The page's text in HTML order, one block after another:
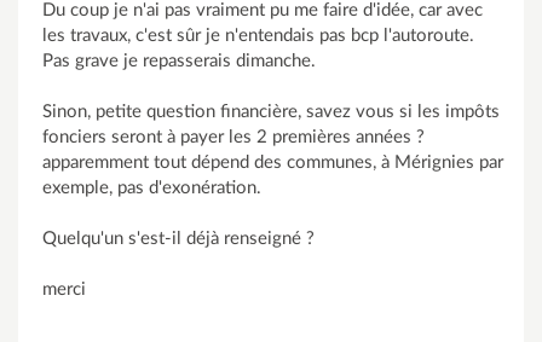
Du coup je n'ai pas vraiment pu me faire d'idée, car avec
les travaux, c'est sûr je n'entendais pas bcp l'autoroute.
Pas grave je repasserais dimanche.
Sinon, petite question financière, savez vous si les impôts
fonciers seront à payer les 2 premières années ?
apparemment tout dépend des communes, à Mérignies par
exemple, pas d'exonération.
Quelqu'un s'est-il déjà renseigné ?
merci